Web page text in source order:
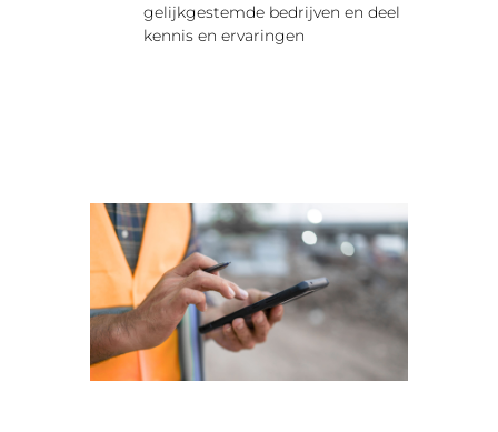
gelijkgestemde bedrijven en deel
kennis en ervaringen